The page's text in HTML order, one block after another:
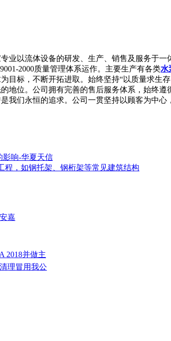
业以流体设备的研发、生产、销售及服务于
2000质量管理体系运作。主要生产有各类水
目标，不断开拓进取。始终坚持“以质量求
地位。公司拥有完善的售后服务体系，始终
我们永恒的追求。公司一贯坚持以顾客为中
影响-华夏天信
程，如钢托架、钢桁架等常见建筑结构
嘉
2018并做主
理冒用我公